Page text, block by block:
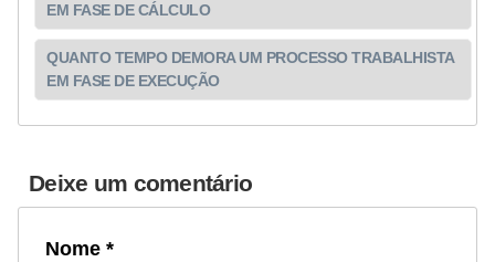
EM FASE DE CÁLCULO
QUANTO TEMPO DEMORA UM PROCESSO TRABALHISTA
EM FASE DE EXECUÇÃO
Deixe um comentário
Nome *